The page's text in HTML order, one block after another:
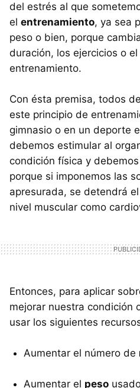
del estrés al que
el entrenamiento, ya sea
peso o bien, porque
duración, los ejercicios o
entrenamiento.
Con ésta premisa, todos
este principio de
gimnasio o en un deporte
debemos estimular al
condición física y
porque si imponemos las
apresurada, se detendrá
nivel muscular como
Entonces, para aplicar
mejorar nuestra condición
usar los siguientes
Aumentar el número de
Aumentar el peso